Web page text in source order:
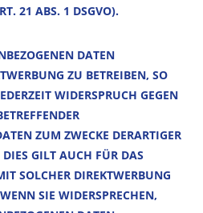
21 ABS. 1 DSGVO).
DATEN
ZU BETREIBEN, SO
WIDERSPRUCH GEGEN
ZUM ZWECKE DERARTIGER
GILT AUCH FÜR DAS
SOLCHER DIREKTWERBUNG
SIE WIDERSPRECHEN,